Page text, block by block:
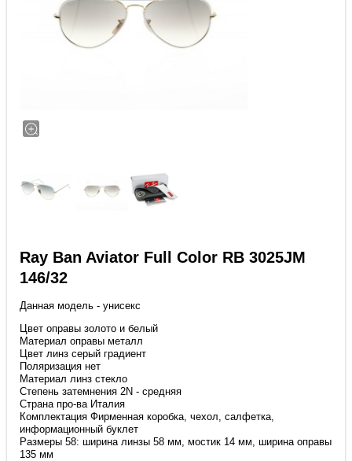
Ray Ban Aviator Full Color RB 3025JM
146/32
Данная модель - унисекс
Цвет оправы золото и белый
Материал оправы металл
Цвет линз серый градиент
Поляризация нет
Материал линз стекло
Степень затемнения 2N - средняя
Страна про-ва Италия
Комплектация Фирменная коробка, чехол, салфетка,
информационный буклет
Размеры 58: ширина линзы 58 мм, мостик 14 мм, ширина оправы
135 мм